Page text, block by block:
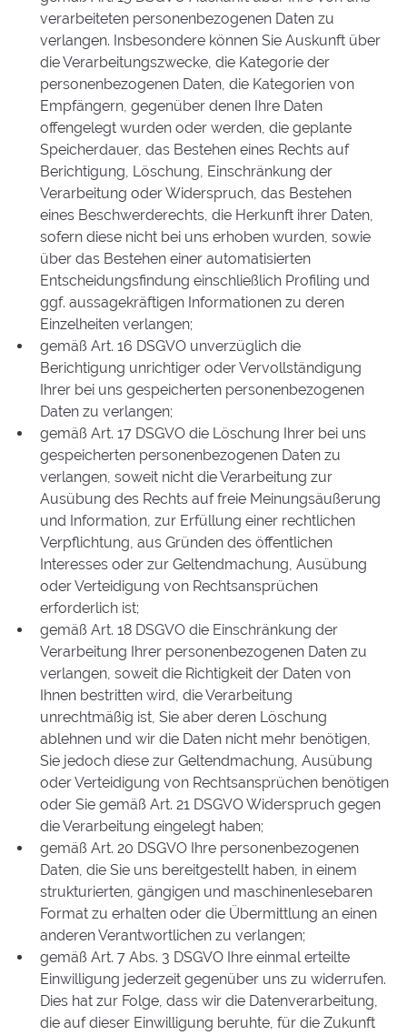
verarbeiteten personenbezogenen Daten zu
verlangen. Insbesondere können Sie Auskunft über
die Verarbeitungszwecke, die Kategorie der
personenbezogenen Daten, die Kategorien von
Empfängern, gegenüber denen Ihre Daten
offengelegt wurden oder werden, die geplante
Speicherdauer, das Bestehen eines Rechts auf
Berichtigung, Löschung, Einschränkung der
Verarbeitung oder Widerspruch, das Bestehen
eines Beschwerderechts, die Herkunft ihrer Daten,
sofern diese nicht bei uns erhoben wurden, sowie
über das Bestehen einer automatisierten
Entscheidungsfindung einschließlich Profiling und
ggf. aussagekräftigen Informationen zu deren
Einzelheiten verlangen;
gemäß Art. 16 DSGVO unverzüglich die
Berichtigung unrichtiger oder Vervollständigung
Ihrer bei uns gespeicherten personenbezogenen
Daten zu verlangen;
gemäß Art. 17 DSGVO die Löschung Ihrer bei uns
gespeicherten personenbezogenen Daten zu
verlangen, soweit nicht die Verarbeitung zur
Ausübung des Rechts auf freie Meinungsäußerung
und Information, zur Erfüllung einer rechtlichen
Verpflichtung, aus Gründen des öffentlichen
Interesses oder zur Geltendmachung, Ausübung
oder Verteidigung von Rechtsansprüchen
erforderlich ist;
gemäß Art. 18 DSGVO die Einschränkung der
Verarbeitung Ihrer personenbezogenen Daten zu
verlangen, soweit die Richtigkeit der Daten von
Ihnen bestritten wird, die Verarbeitung
unrechtmäßig ist, Sie aber deren Löschung
ablehnen und wir die Daten nicht mehr benötigen,
Sie jedoch diese zur Geltendmachung, Ausübung
oder Verteidigung von Rechtsansprüchen benötigen
oder Sie gemäß Art. 21 DSGVO Widerspruch gegen
die Verarbeitung eingelegt haben;
gemäß Art. 20 DSGVO Ihre personenbezogenen
Daten, die Sie uns bereitgestellt haben, in einem
strukturierten, gängigen und maschinenlesebaren
Format zu erhalten oder die Übermittlung an einen
anderen Verantwortlichen zu verlangen;
gemäß Art. 7 Abs. 3 DSGVO Ihre einmal erteilte
Einwilligung jederzeit gegenüber uns zu widerrufen.
Dies hat zur Folge, dass wir die Datenverarbeitung,
die auf dieser Einwilligung beruhte, für die Zukunft